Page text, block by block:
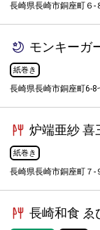
長崎県長崎市銅座町６-
モンキーガ
紙巻き
長崎県長崎市銅座町6-8
炉端亜紗 喜
紙巻き
長崎県長崎市銅座町７-
長崎和食 ゑ